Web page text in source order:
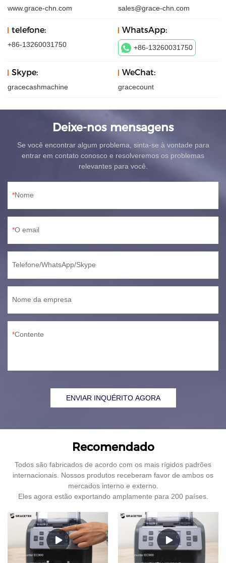
www.grace-chn.com sales@grace-chn.com
telefone:
+86-13260031750
WhatsApp:
+86-13260031750
Skype:
gracecashmachine
WeChat:
gracecount
Deixe-nos mensagens
Se você encontrar algum problema, sinta-se à vontade para
entrar em contato conosco e resolveremos os problemas
relevantes para você.
Nome
O email
Telefone/WhatsApp/Skype
Nome da empresa
Contente
ENVIAR INQUÉRITO AGORA
Recomendado
Todos são fabricados de acordo com os mais rígidos padrões
internacionais. Nossos produtos receberam favor de ambos os
mercados interno e externo.
Eles agora estão exportando amplamente para 200 países.